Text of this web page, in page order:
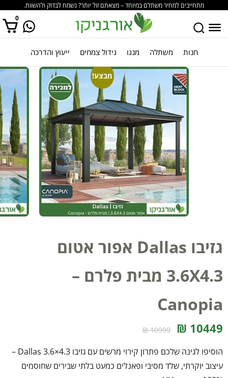
מתחייבים למחיר משתלם במיוחד – מצאתם זול יותר? נשמח לבדוק ולהשוות.
0
אין מוצרים בסל הקניות. חנות משתלה מנגו גידול צמחים ייעוץ והדרכה
מבצע!
גזיבו Dallas אפור אטום
3.6X4.3 מבית פלרם –
Canopia
10449 ₪
10999 ₪
הוסיפו לגינה שלכם פתרון קירוי מרשים עם גזיבו Dallas 3.6×4.3 –
עיצוב יוקרתי, שלד מסיבי ופאנלים כמעט בלתי שבירים שחוסמים